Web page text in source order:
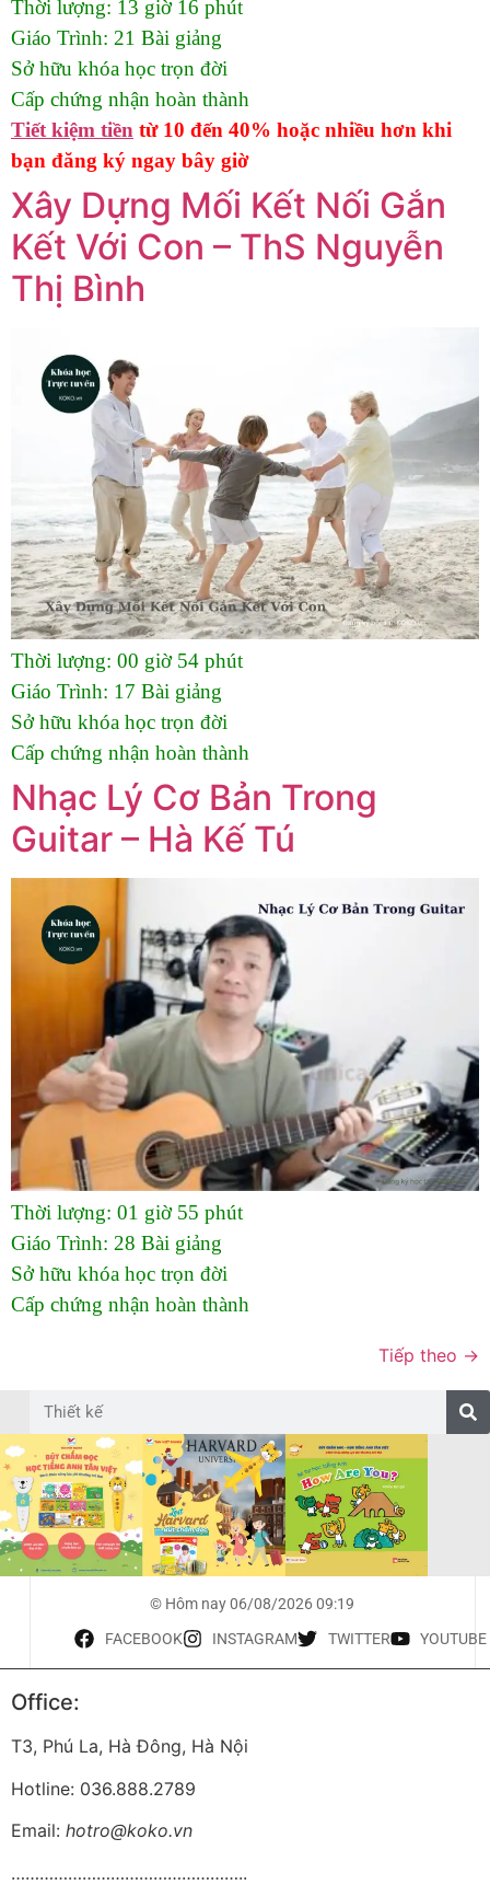
Thời lượng: 13 giờ 16 phút
Giáo Trình: 21 Bài giảng
Sở hữu khóa học trọn đời
Cấp chứng nhận hoàn thành
Tiết kiệm tiền từ 10 đến 40% hoặc nhiều hơn khi
bạn đăng ký ngay bây giờ
Xây Dựng Mối Kết Nối Gắn
Kết Với Con – ThS Nguyễn
Thị Bình
Thời lượng: 00 giờ 54 phút
Giáo Trình: 17 Bài giảng
Sở hữu khóa học trọn đời
Cấp chứng nhận hoàn thành
Nhạc Lý Cơ Bản Trong
Guitar – Hà Kế Tú
Thời lượng: 01 giờ 55 phút
Giáo Trình: 28 Bài giảng
Sở hữu khóa học trọn đời
Cấp chứng nhận hoàn thành
Tiếp theo →
© Hôm nay 06/08/2026 09:19
FACEBOOK INSTAGRAM TWITTER YOUTUBE
Office:
T3, Phú La, Hà Đông, Hà Nội
Hotline: 036.888.2789
Email: hotro@koko.vn
…………………………………………..